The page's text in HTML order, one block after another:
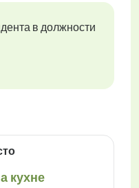
в должности
кухне